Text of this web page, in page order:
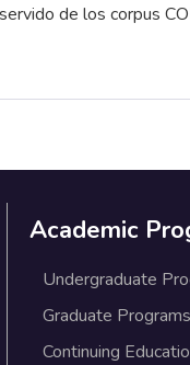
de los corpus
Academic
Undergraduate
Graduate Programs
Continuing